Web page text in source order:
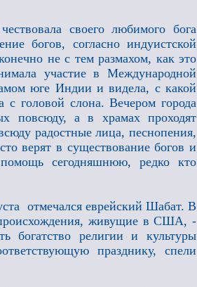
своего любимого бога
богов, согласно индуистской
не с тем размахом, как это
участие в Международной
юге Индии и видела, с какой
с головой слона. Вечером города
повсюду, а в храмах проходят
радостные лица, песнопения,
верят в существование богов и
сегодняшнюю, редко кто
отмечался еврейский Шабат. В
происхождения, живущие в США, -
богатство религии и культуры
празднику, спели